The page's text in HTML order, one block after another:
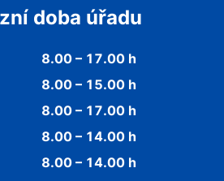
doba úřadu
8.00 – 17.00 h
8.00 – 15.00 h
8.00 – 17.00 h
8.00 – 14.00 h
8.00 – 14.00 h